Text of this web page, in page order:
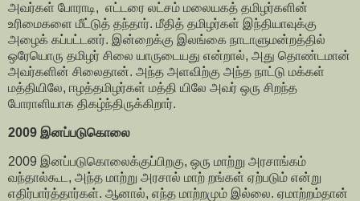
அவர்கள் போராடி, எட்டரை லட்சம் மலையகத் தமிழர்களின்
உரிமைகளை மீட்டுத் தந்தார். மீதித் தமிழர்கள் இந்தியாவுக்கு
அழைக் கப்பட்டனர். இன்றைக்கு இலங்கை நாடாளுமன்றத்தில்
ஒரேயொரு தமிழர் சிலை யாருடையது என்றால், அது தொண்டமான்
அவர்களின் சிலைதான். அந்த அளவிற்கு அந்த நாட்டு மக்கள்
மத்தியிலே, ஈழத்தமிழர்கள் மத்தி யிலே அவர் ஒரு சிறந்த
போராளியாக திகழ்ந்திருக்கிறார்.
2009 இனப்படுகொலை
2009 இனப்படுகொலைக்குப்பிறகு, ஒரு மாற்று அரசாங்கம்
வந்தால்கூட, அந்த மாற்று அரசால் மாற் றங்கள் ஏற்படும் என்று
எதிர்பார்த்தார்கள். ஆனால், எந்த மாற்றமும் இல்லை. ஏமாற்றம்தான்